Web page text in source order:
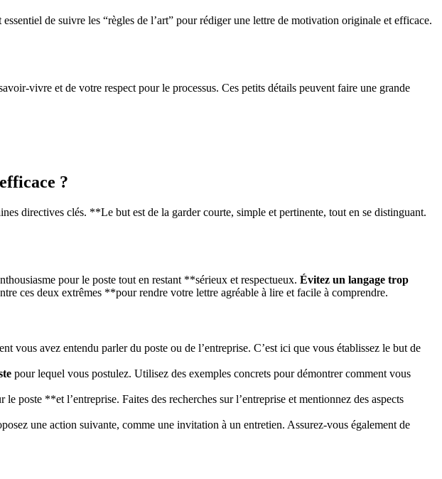
de suivre les “règles de l’art” pour rédiger une lettre de motivation originale et efficace.
vivre et de votre respect pour le processus. Ces petits détails peuvent faire une grande
?
directives clés. **Le but est de la garder courte, simple et pertinente, tout en se distinguant.
pour le poste tout en restant **sérieux et respectueux. Évitez un langage trop
ces deux extrêmes **pour rendre votre lettre agréable à lire et facile à comprendre.
vous avez entendu parler du poste ou de l’entreprise. C’est ici que vous établissez le but de
pour lequel vous postulez. Utilisez des exemples concrets pour démontrer comment vous
poste **et l’entreprise. Faites des recherches sur l’entreprise et mentionnez des aspects
une action suivante, comme une invitation à un entretien. Assurez-vous également de